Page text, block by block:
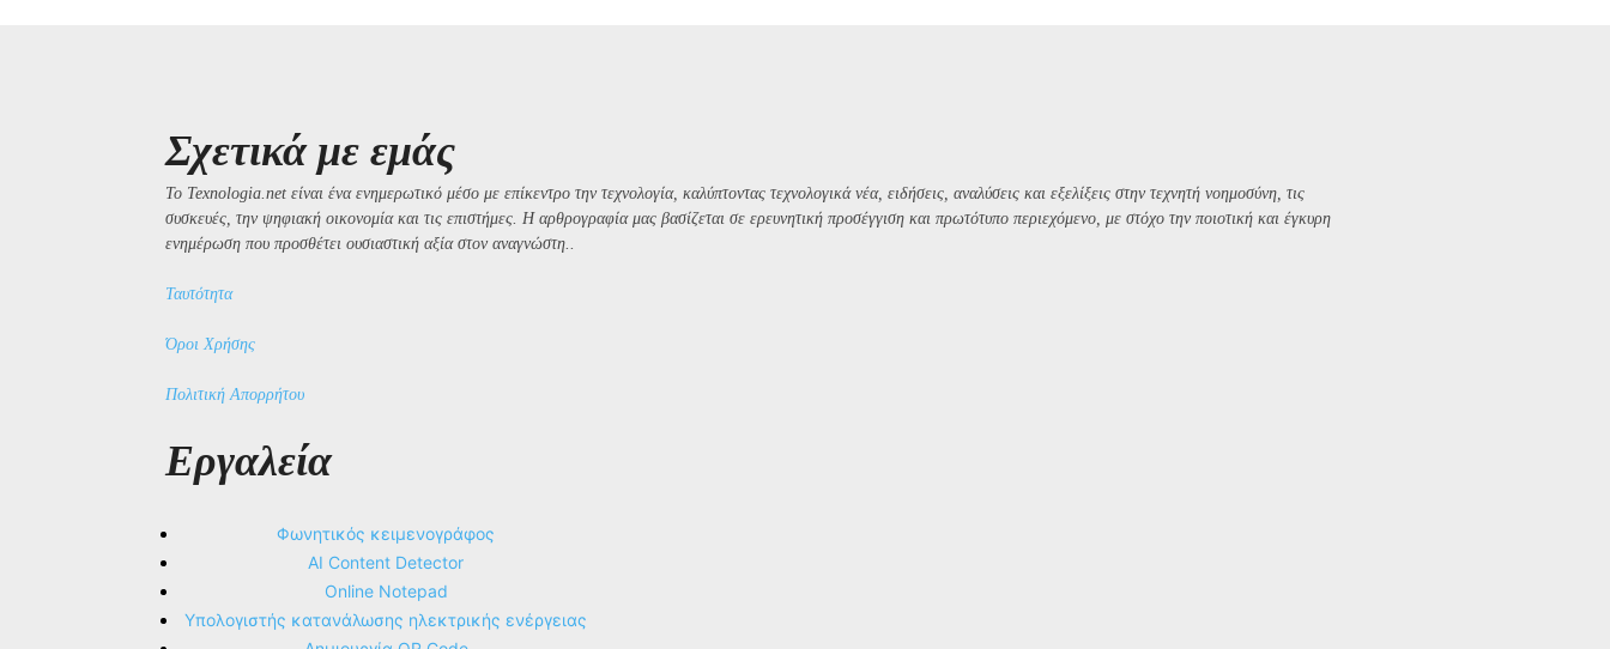
Σχετικά με εμάς
Το Texnologia.net είναι ένα ενημερωτικό μέσο με επίκεντρο την τεχνολογία, καλύπτοντας τεχνολογικά νέα, ειδήσεις, αναλύσεις και εξελίξεις στην τεχνητή νοημοσύνη, τις
συσκευές, την ψηφιακή οικονομία και τις επιστήμες. Η αρθρογραφία μας βασίζεται σε ερευνητική προσέγγιση και πρωτότυπο περιεχόμενο, με στόχο την ποιοτική και έγκυρη
ενημέρωση που προσθέτει ουσιαστική αξία στον αναγνώστη..
Ταυτότητα
Όροι Χρήσης
Πολιτική Απορρήτου
Εργαλεία
Φωνητικός κειμενογράφος
AI Content Detector
Online Notepad
Υπολογιστής κατανάλωσης ηλεκτρικής ενέργειας